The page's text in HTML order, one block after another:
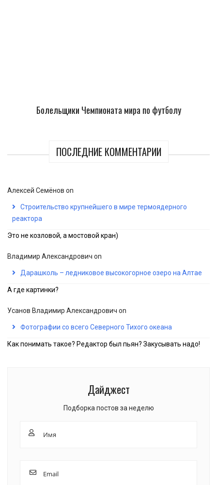
Болельщики Чемпионата мира по футболу
ПОСЛЕДНИЕ КОММЕНТАРИИ
Алексей Семёнов on
Строительство крупнейшего в мире термоядерного
реактора
Это не козловой, а мостовой кран)
Владимир Александрович on
Дарашколь – ледниковое высокогорное озеро на Алтае
А где картинки?
Усанов Владимир Александрович on
Фотографии со всего Северного Тихого океана
Как понимать такое? Редактор был пьян? Закусывать надо!
Дайджест
Подборка постов за неделю